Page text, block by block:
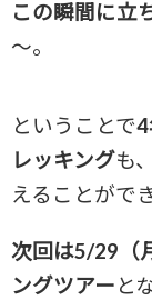
この瞬間に立
～。
ということで
レッキングも
えることがで
次回は5/29（
ングツアー と